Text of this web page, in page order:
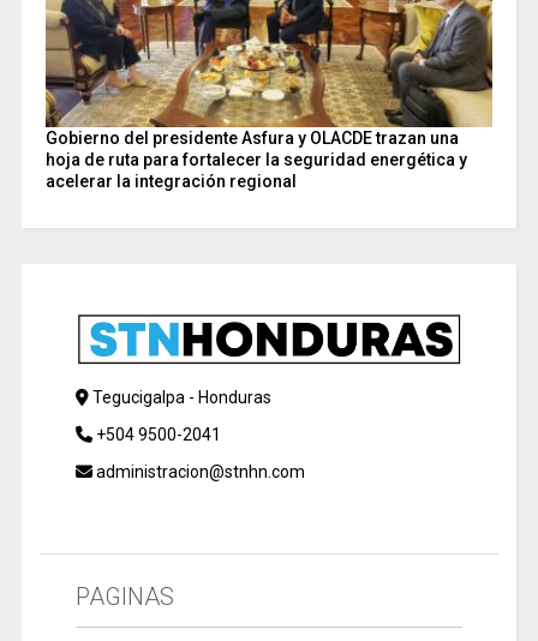
Gobierno del presidente Asfura y OLACDE trazan una
hoja de ruta para fortalecer la seguridad energética y
acelerar la integración regional
Tegucigalpa - Honduras
+504 9500-2041
administracion@stnhn.com
PAGINAS